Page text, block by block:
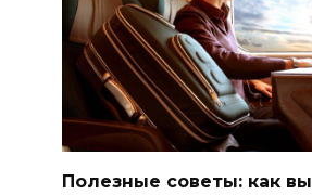
Полезные советы: как